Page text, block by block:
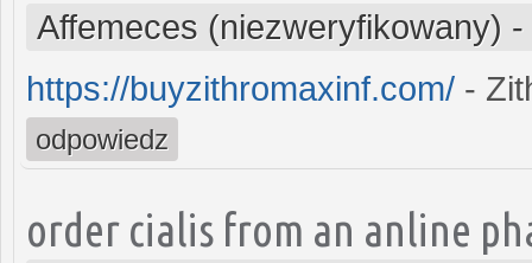
Affemeces (niezweryfikowany) -
https://buyzithromaxinf.com/ -
odpowiedz
order cialis from an anline